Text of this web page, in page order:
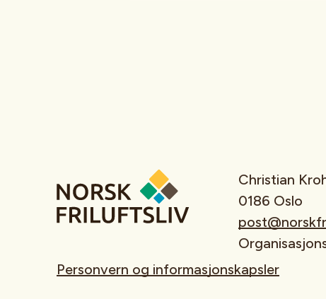
Christian
0186 Oslo
Personvern og informasjonskapsler